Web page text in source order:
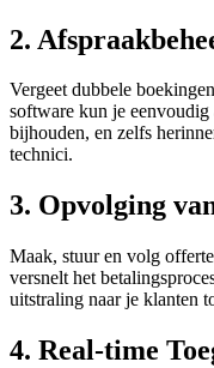
2.
Vergeet dubbele
software kun je
bijhouden, en zelfs
technici.
3. Opvolging
Maak, stuur en volg
versnelt het
uitstraling naar je klanten
4. Real-time